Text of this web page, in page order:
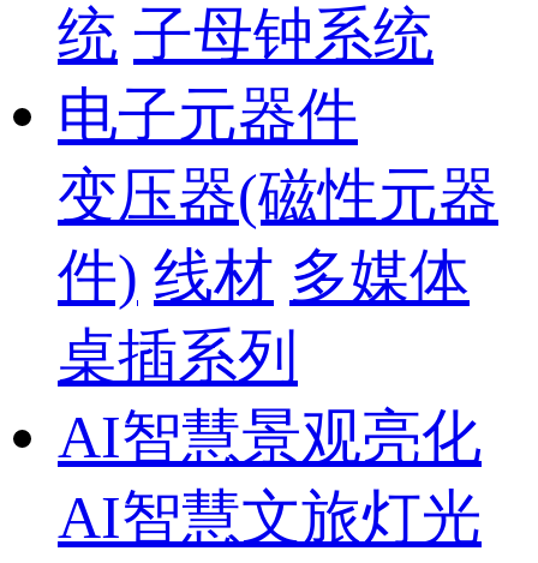
统 子母钟系统
电子元器件
变压器(磁性元器
件) 线材 多媒体
桌插系列
AI智慧景观亮化
AI智慧文旅灯光